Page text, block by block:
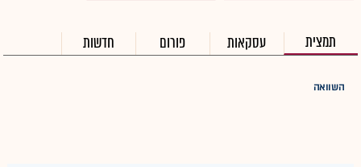
תמצית עסקאות פורום חדשות
השוואה